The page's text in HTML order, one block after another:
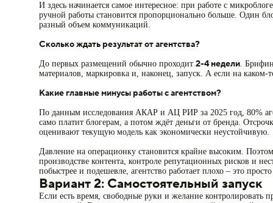
И здесь начинается самое интересное: при работе с
ручной работы становится пропорционально больше. Один
разный объем коммуникаций.
Сколько ждать результат от агентства?
До первых размещений обычно проходит 2-4 недели.
материалов, маркировка и, наконец, запуск. А если на каком-
Какие главные минусы работы с агентством?
По данным исследования АКАР и АЦ РИР за 2025 год, 80%
само платит блогерам, а потом ждёт деньги от бренда.
оценивают текущую модель как экономически неустойчивую.
Давление на операционку становится крайне высоким.
производстве контента, контроле репутационных рисков и
побыстрее и подешевле, агентство работает плохо – это
Вариант 2: Самостоятельный запуск
Если есть время, свободные руки и желание контролировать